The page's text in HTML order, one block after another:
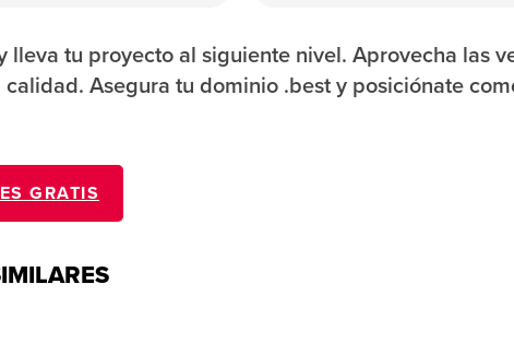
lleva tu proyecto al siguiente nivel. Aprovecha las
Asegura tu dominio .best y posiciónate
GRATIS